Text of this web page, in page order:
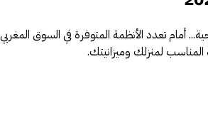
أمام تعدد الأنظمة المتوفرة في السوق